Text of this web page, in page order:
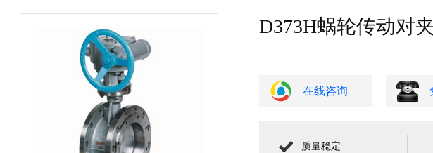
D373H蜗轮传动对
在线咨询
质量稳定